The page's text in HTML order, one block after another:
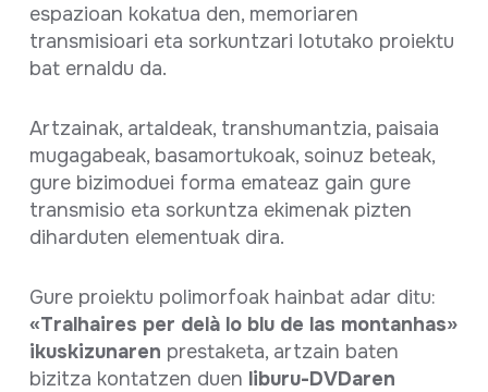
espazioan kokatua den, memoriaren
transmisioari eta sorkuntzari lotutako proiektu
bat ernaldu da.
Artzainak, artaldeak, transhumantzia, paisaia
mugagabeak, basamortukoak, soinuz beteak,
gure bizimoduei forma emateaz gain gure
transmisio eta sorkuntza ekimenak pizten
diharduten elementuak dira.
Gure proiektu polimorfoak hainbat adar ditu:
«Tralhaires per delà lo blu de las montanhas»
ikuskizunaren prestaketa, artzain baten
bizitza kontatzen duen liburu-DVDaren